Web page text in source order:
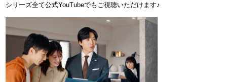
シリーズ全て公式YouTubeでもご視聴いただけます♪